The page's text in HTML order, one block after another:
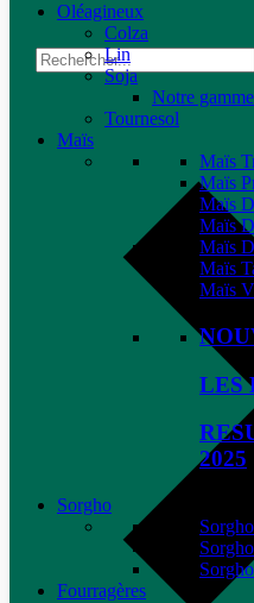
Oléagineux
Colza
Lin
Soja
Notre
Tournesol
Maïs
Maïs
Maïs
Maïs
Maïs
Maïs
Maïs
Maïs
LES
2025
Sorgho
Fourragères